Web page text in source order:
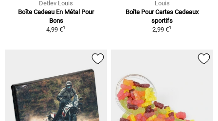
Detlev Louis
Boîte Cadeau En Métal Pour
Bons
4,99 €1
Louis
Boîte Pour Cartes Cadeaux
sportifs
2,99 €1